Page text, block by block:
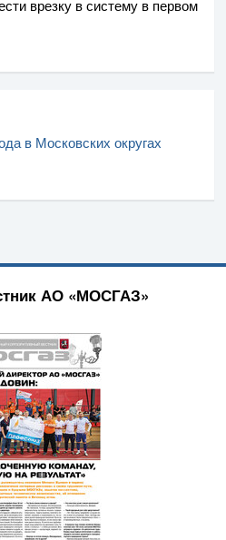
врезку в систему в первом
в Московских округах
АО «МОСГАЗ»